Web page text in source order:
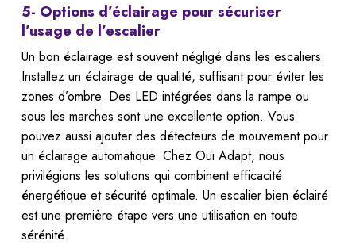
5- Options d’éclairage pour sécuriser
l’usage de l’escalier
Un bon éclairage est souvent négligé dans les escaliers.
Installez un éclairage de qualité, suffisant pour éviter les
zones d’ombre. Des LED intégrées dans la rampe ou
sous les marches sont une excellente option. Vous
pouvez aussi ajouter des détecteurs de mouvement pour
un éclairage automatique. Chez Oui Adapt, nous
privilégions les solutions qui combinent efficacité
énergétique et sécurité optimale. Un escalier bien éclairé
est une première étape vers une utilisation en toute
sérénité.